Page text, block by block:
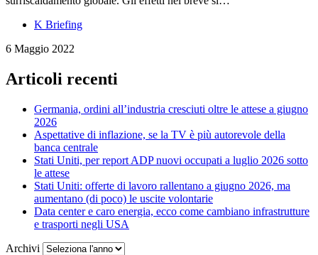
K Briefing
6 Maggio 2022
Articoli recenti
Germania, ordini all’industria cresciuti oltre le attese a giugno
2026
Aspettative di inflazione, se la TV è più autorevole della
banca centrale
Stati Uniti, per report ADP nuovi occupati a luglio 2026 sotto
le attese
Stati Uniti: offerte di lavoro rallentano a giugno 2026, ma
aumentano (di poco) le uscite volontarie
Data center e caro energia, ecco come cambiano infrastrutture
e trasporti negli USA
Archivi